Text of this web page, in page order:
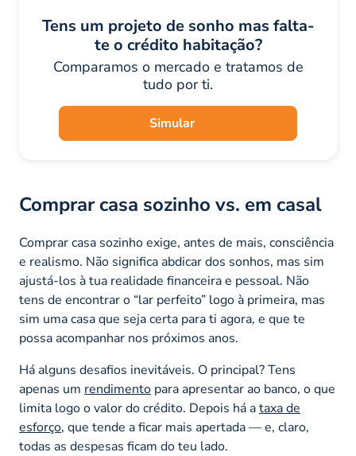
Tens um projeto de sonho mas falta-
te o crédito habitação?
Comparamos o mercado e tratamos de
tudo por ti.
Simular
Comprar casa sozinho vs. em casal
Comprar casa sozinho exige, antes de mais, consciência
e realismo. Não significa abdicar dos sonhos, mas sim
ajustá-los à tua realidade financeira e pessoal. Não
tens de encontrar o “lar perfeito” logo à primeira, mas
sim uma casa que seja certa para ti agora, e que te
possa acompanhar nos próximos anos.
Há alguns desafios inevitáveis. O principal? Tens
apenas um rendimento para apresentar ao banco, o que
limita logo o valor do crédito. Depois há ataxa de
esforço, que tende a ficar mais apertada — e, claro,
todas as despesas ficam do teu lado.